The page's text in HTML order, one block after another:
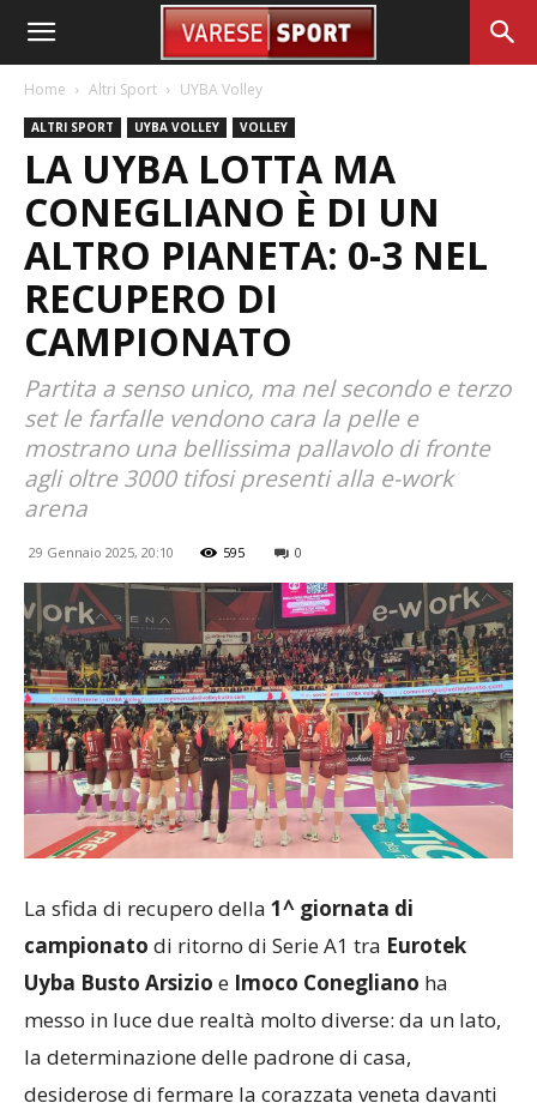
Home Altri Sport UYBA Volley
ALTRI SPORT UYBA VOLLEY VOLLEY
LA UYBA LOTTA MA
CONEGLIANO È DI UN
ALTRO PIANETA: 0-3 NEL
RECUPERO DI
CAMPIONATO
Partita a senso unico, ma nel secondo e terzo
set le farfalle vendono cara la pelle e
mostrano una bellissima pallavolo di fronte
agli oltre 3000 tifosi presenti alla e-work
arena
29 Gennaio 2025, 20:10 595 0
La sfida di recupero della 1^ giornata di
campionato di ritorno di Serie A1 tra Eurotek
Uyba Busto Arsizio e Imoco Conegliano ha
messo in luce due realtà molto diverse: da un lato,
la determinazione delle padrone di casa,
desiderose di fermare la corazzata veneta davanti